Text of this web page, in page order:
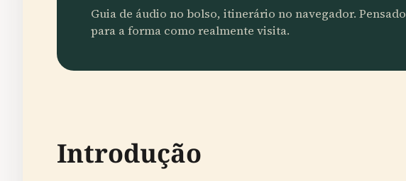
Guia de áudio no bolso, itinerário no navegador. Pensado
para a forma como realmente visita.
Introdução